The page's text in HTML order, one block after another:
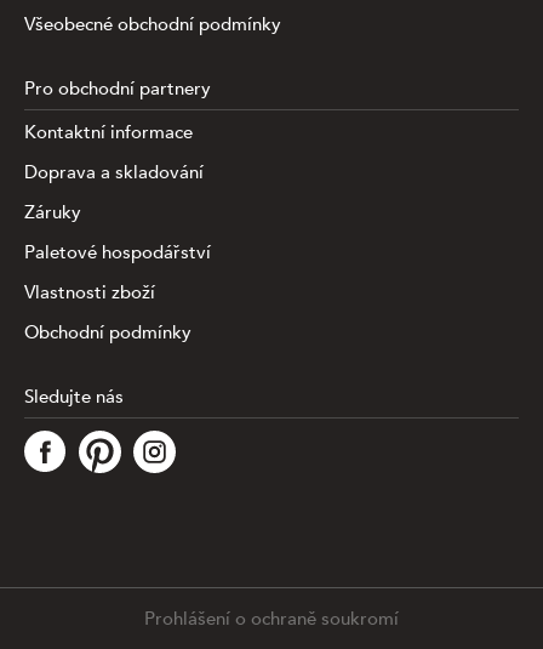
Tato stránka využívá soubory cookies ke shromažďování a
analýze informací o výkonu a používání webu, zajištění
fungování funkcí ze sociálních médií a ke zlepšení a
Všeobecné obchodní podmínky
Pro obchodní partnery
Kontaktní informace
Doprava a skladování
Záruky
Paletové hospodářství
Vlastnosti zboží
Obchodní podmínky
Sledujte nás
Prohlášení o ochraně soukromí